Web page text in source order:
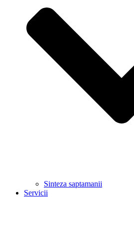
Sinteza saptamanii
Servicii